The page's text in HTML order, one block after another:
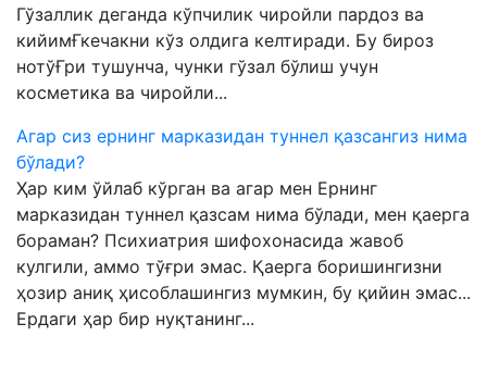
Гўзаллик деганда кўпчилик чиройли пардоз ва
кийимҒкечакни кўз олдига келтиради. Бу бироз
нотўҒри тушунча, чунки гўзал бўлиш учун
косметика ва чиройли...
Агар сиз ернинг марказидан туннел қазсангиз нима
бўлади?
Ҳар ким ўйлаб кўрган ва агар мен Ернинг
марказидан туннел қазсам нима бўлади, мен қаерга
бораман? Психиатрия шифохонасида жавоб
кулгили, аммо тўғри эмас. Қаерга боришингизни
ҳозир аниқ ҳисоблашингиз мумкин, бу қийин эмас...
Ердаги ҳар бир нуқтанинг...